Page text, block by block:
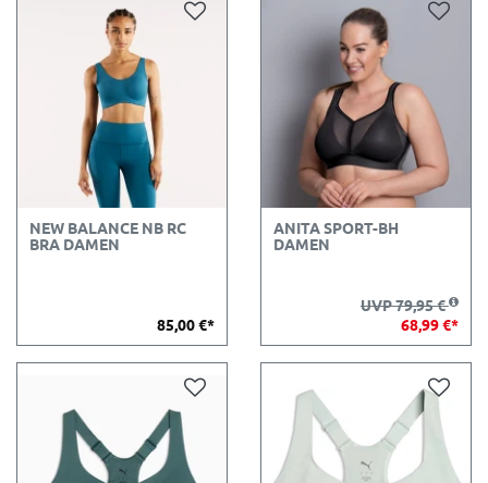
NEW BALANCE NB RC
BRA DAMEN
85,00 €*
ANITA SPORT-BH
DAMEN
UVP 79,95 €
68,99 €*